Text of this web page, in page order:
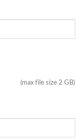
(max file size 2 GB)